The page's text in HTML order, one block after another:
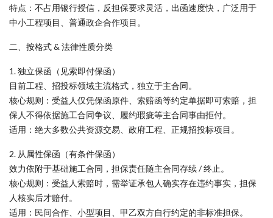
特点：不占用银行授信，反担保要求灵活，出函速度快，广泛用于
中小工程项目、普通政企合作项目。
二、按格式 & 法律性质分类
1. 独立保函（见索即付保函）
目前工程、招投标领域主流格式，独立于主合同。
核心规则：受益人仅凭保函原件、索赔函等约定单据即可索赔，担
保人不得依据施工合同争议、履约瑕疵等主合同事由拒付。
适用：绝大多数公共资源交易、政府工程、正规招投标项目。
2. 从属性保函（有条件保函）
效力依附于基础施工合同，担保责任随主合同存续 / 终止。
核心规则：受益人索赔时，需举证承包人确实存在违约事实，担保
人核实后才赔付。
适用：民间合作、小型项目、甲乙双方自行约定的非标准担保。